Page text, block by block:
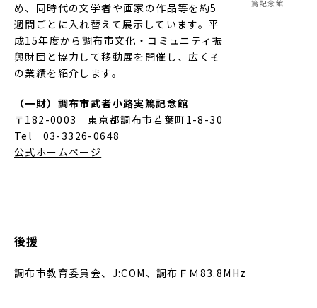
め、同時代の文学者や画家の作品等を約5
週間ごとに入れ替えて展示しています。平
成15年度から調布市文化・コミュニティ振
興財団と協力して移動展を開催し、広くそ
の業績を紹介します。
（一財）調布市武者小路実篤記念館
〒182-0003 東京都調布市若葉町1-8-30
Tel 03-3326-0648
公式ホームページ
篤記念館
後援
調布市教育委員会、J:COM、調布ＦＭ83.8MHz